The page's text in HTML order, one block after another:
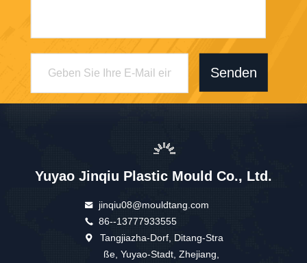
Senden
Yuyao Jinqiu Plastic Mould Co., Ltd.
jinqiu08@mouldtang.com
86--13777933555
Tangjiazha-Dorf, Ditang-Stra
ße, Yuyao-Stadt, Zhejiang,